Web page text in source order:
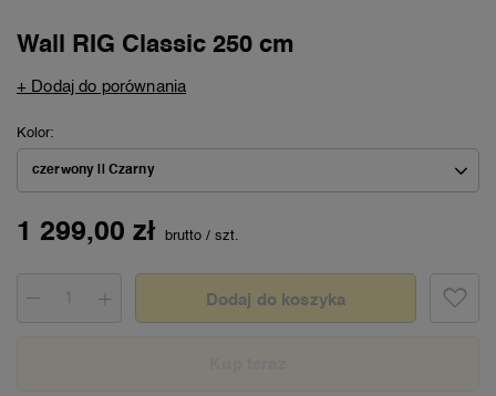
Wall RIG Classic 250 cm
+ Dodaj do porównania
Kolor
czerwony || Czarny
1 299,00 zł brutto / szt.
Dodaj do koszyka